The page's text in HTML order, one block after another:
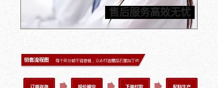
售后服务高效无忧
后服务体系，一旦发现质量问题，包邮费换货，为您解决
后顾之忧。